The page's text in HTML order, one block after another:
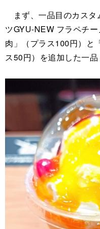
まず、一品目のカスタ
ツGYU‐NEW フラペチ
肉」（プラス100円）と
ス50円）を追加した一品